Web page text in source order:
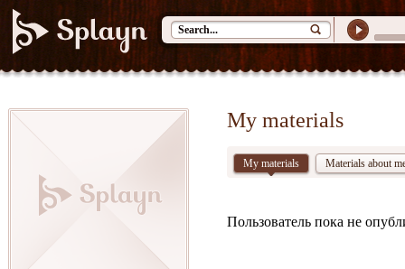
My materials
My materials Materials about
Пользователь пока не